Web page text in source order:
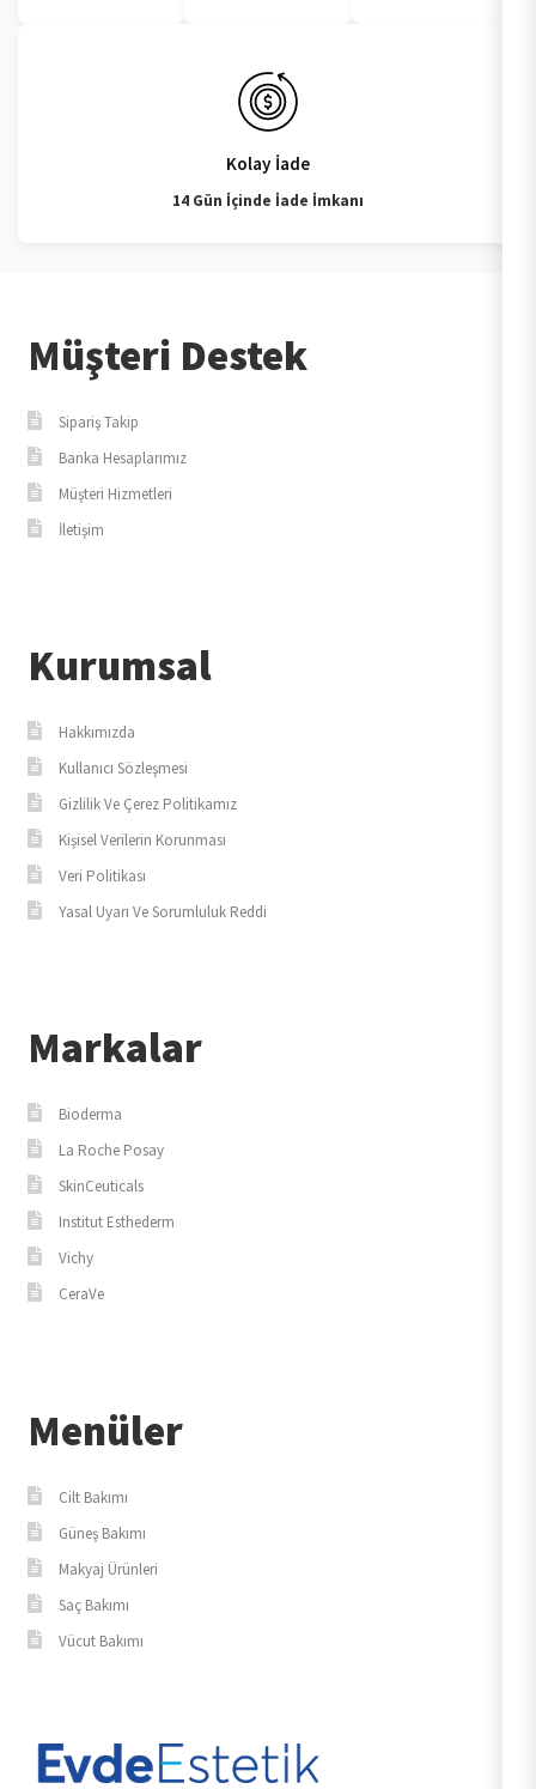
Kolay İade
14 Gün İçinde İade İmkanı
Müşteri Destek
Sipariş Takip
Banka Hesaplarımız
Müşteri Hizmetleri
İletişim
Kurumsal
Hakkımızda
Kullanıcı Sözleşmesi
Gizlilik Ve Çerez Politikamız
Kişisel Verilerin Korunması
Veri Politikası
Yasal Uyarı Ve Sorumluluk Reddi
Markalar
Bioderma
La Roche Posay
SkinCeuticals
Institut Esthederm
Vichy
CeraVe
Menüler
Cilt Bakımı
Güneş Bakımı
Makyaj Ürünleri
Saç Bakımı
Vücut Bakımı